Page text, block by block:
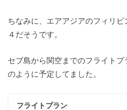
ちなみに、エアアジアのフィリ
４だそうです。
セブ島から関空までのフライトプ
のように予定してました。
フライトプラン